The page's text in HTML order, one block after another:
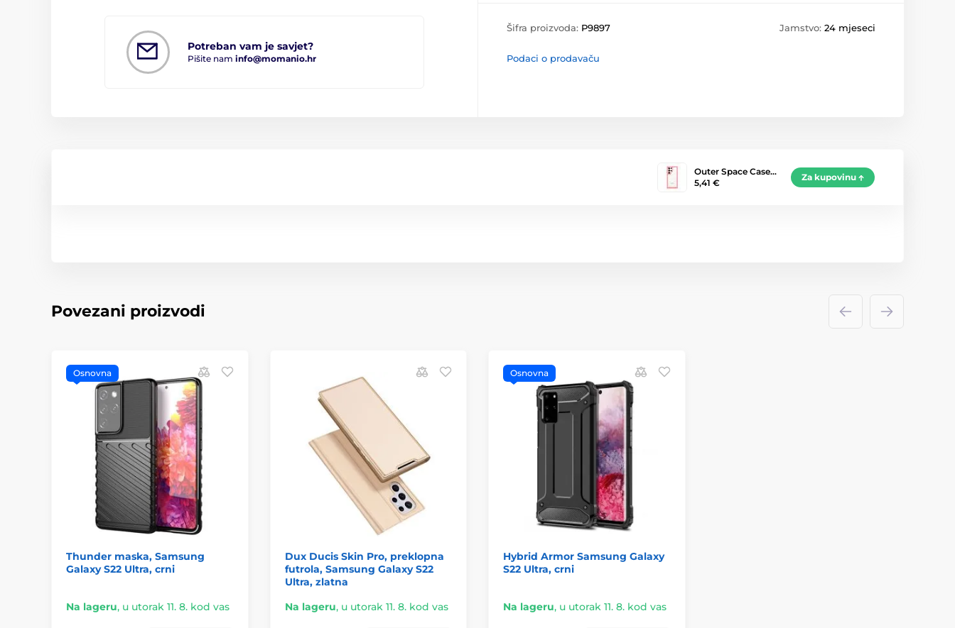
Potreban vam je savjet?
Pišite nam info@momanio.hr
Šifra proizvoda: P9897 Jamstvo: 24 mjeseci
Podaci o prodavaču
Outer Space Case…
5,41 €
Za kupovinu
Povezani proizvodi
Osnovna
Thunder maska, Samsung
Galaxy S22 Ultra, crni
Na lageru, u utorak 11. 8. kod vas
Dux Ducis Skin Pro, preklopna
futrola, Samsung Galaxy S22
Ultra, zlatna
Na lageru, u utorak 11. 8. kod vas
Osnovna
Hybrid Armor Samsung Galaxy
S22 Ultra, crni
Na lageru, u utorak 11. 8. kod vas